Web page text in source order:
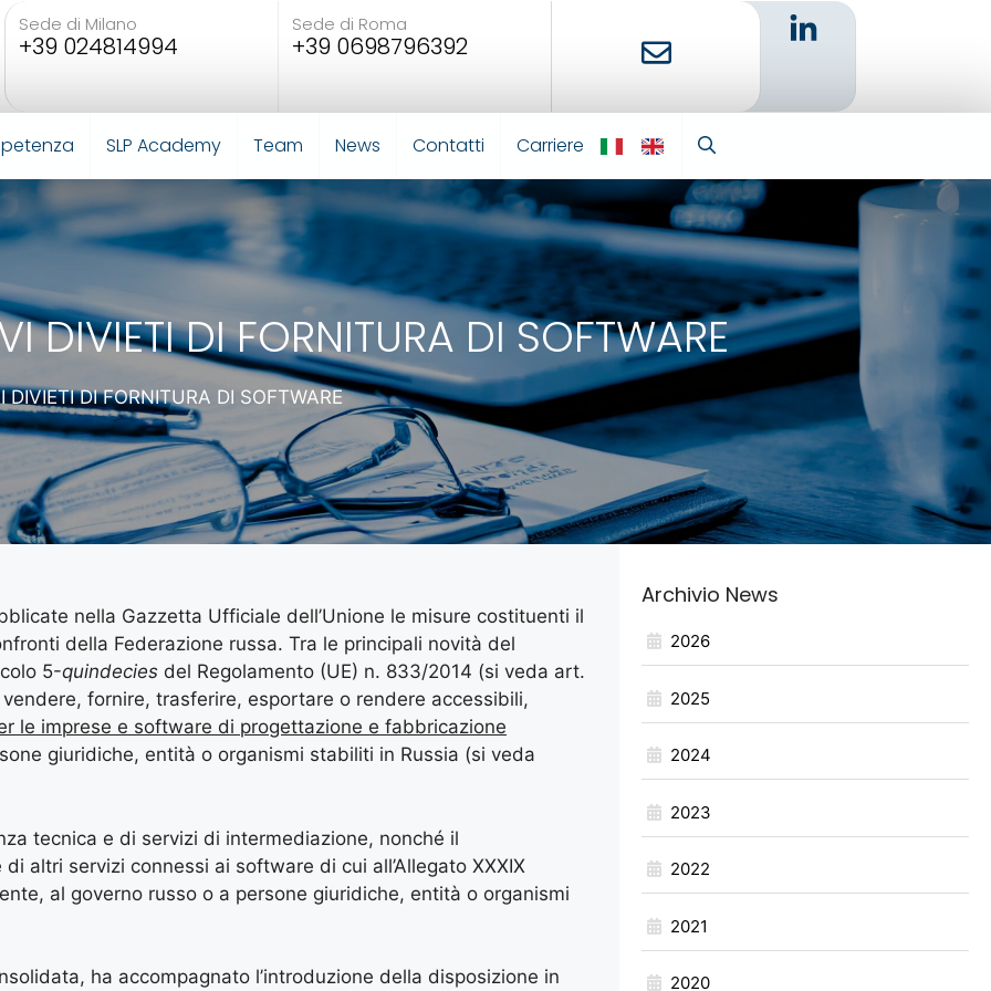
Sede di Milano
+39 024814994
Sede di Roma
+39 0698796392
SLP Academy Team News Contatti
Carriere
DIVIETI DI FORNITURA DI SOFTWARE
DI FORNITURA DI SOFTWARE
nella Gazzetta Ufficiale dell’Unione le misure costituenti il
della Federazione russa. Tra le principali novità del
5-quindecies del Regolamento (UE) n. 833/2014 (si veda art.
fornire, trasferire, esportare o rendere accessibili,
le imprese e software di progettazione e fabbricazione
giuridiche, entità o organismi stabiliti in Russia (si veda
tecnica e di servizi di intermediazione, nonché il
altri servizi connessi ai software di cui all’Allegato XXXIX
al governo russo o a persone giuridiche, entità o organismi
ha accompagnato l’introduzione della disposizione in
Archivio News
2026
2025
2024
2023
2022
2021
2020